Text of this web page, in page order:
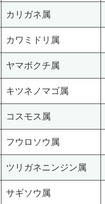
カリガネ属
カワミドリ属
ヤマボクチ属
キツネノマゴ属
コスモス属
フウロソウ属
ツリガネニンジン属
サギソウ属